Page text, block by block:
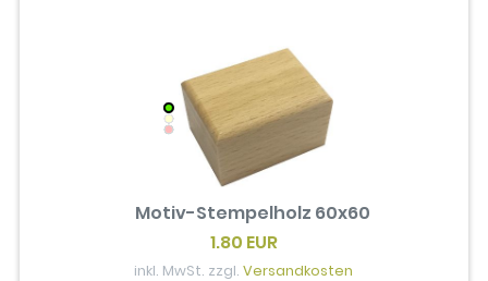
Motiv-Stempelholz 60x60
1.80 EUR
inkl. MwSt. zzgl.Versandkosten